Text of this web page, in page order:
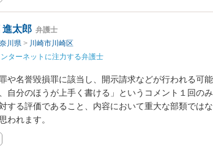
進太郎 弁護士
川県 > 川崎市川崎区
ターネットに注力する弁護士
や名誉毀損罪に該当し、開示請求などが行われる可
自分のほうが上手く書ける」というコメント１回の
する評価であること、内容において重大な部類では
われます。